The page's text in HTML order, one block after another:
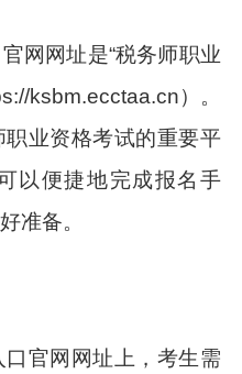
网网址是“税务师职业
ksbm.ecctaa.cn）。
业资格考试的重要平
以便捷地完成报名手
准备。
官网网址上，考生需